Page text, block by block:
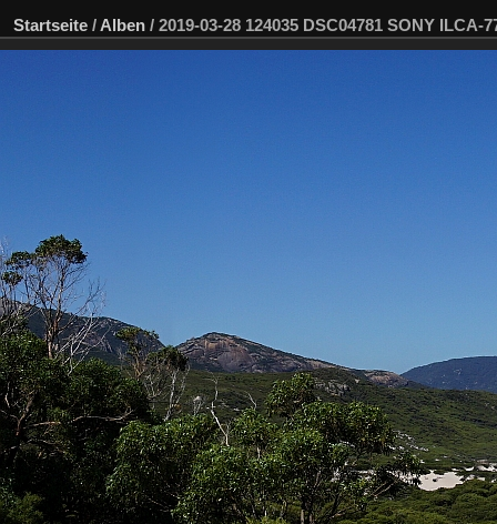
Startseite / Alben / 2019-03-28 124035 DSC04781 SONY ILCA-